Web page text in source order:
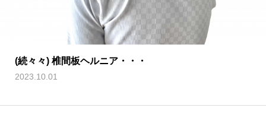
(続々々) 椎間板ヘルニア・・・
2023.10.01